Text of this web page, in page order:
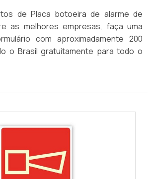
de Placa botoeira de alarme de
as melhores empresas, faça uma
com aproximadamente 200
o Brasil gratuitamente para todo o